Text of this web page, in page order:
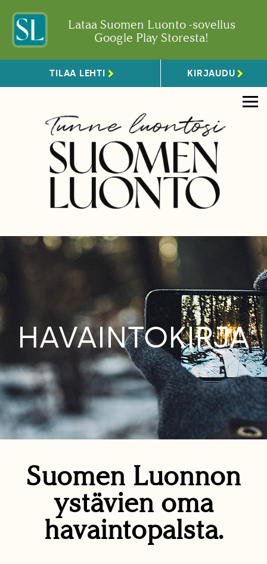
Lataa Suomen Luonto -sovellus
Google Play Storesta!
TILAA LEHTI KIRJAUDU
HAVAINTOKIRJA
Suomen Luonnon
ystävien oma
havaintopalsta.